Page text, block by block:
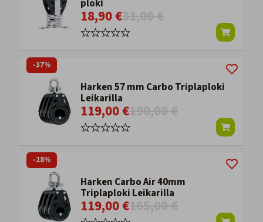
ploki
18,90 €
Harken 57 mm Carbo Triplaploki
Leikarilla
119,00 €
-37%
Harken Carbo Air 40mm
Triplaploki Leikarilla
119,00 €
-28%